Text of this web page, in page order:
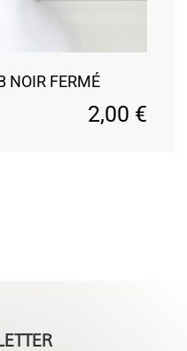
NOIR FERMÉ
2,00 €